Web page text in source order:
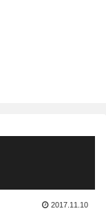
2017.11.10